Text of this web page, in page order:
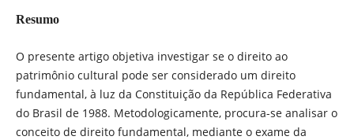
Resumo
O presente artigo objetiva investigar se o direito ao
patrimônio cultural pode ser considerado um direito
fundamental, à luz da Constituição da República Federativa
do Brasil de 1988. Metodologicamente, procura-se analisar o
conceito de direito fundamental, mediante o exame da